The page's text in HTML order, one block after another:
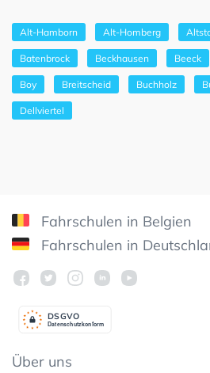
Alt-Hamborn Alt-Homberg
Batenbrock Beckhausen Beeck
Boy Breitscheid Buchholz
Dellviertel
Fahrschulen in Belgien
Fahrschulen in
Datenschutzkonform
DSGVO
Über uns